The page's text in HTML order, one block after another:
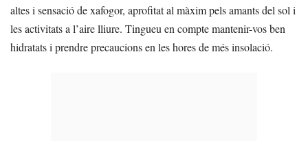
altes i sensació de xafogor, aprofitat al màxim pels amants del sol i
les activitats a l’aire lliure. Tingueu en compte mantenir-vos ben
hidratats i prendre precaucions en les hores de més insolació.